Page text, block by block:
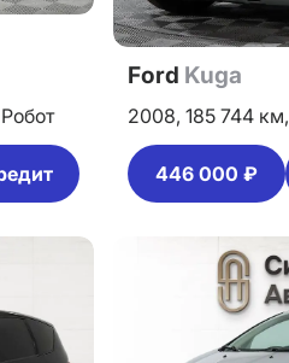
Робот
Ford Kuga
2008, 185 744 км,
446 000 ₽